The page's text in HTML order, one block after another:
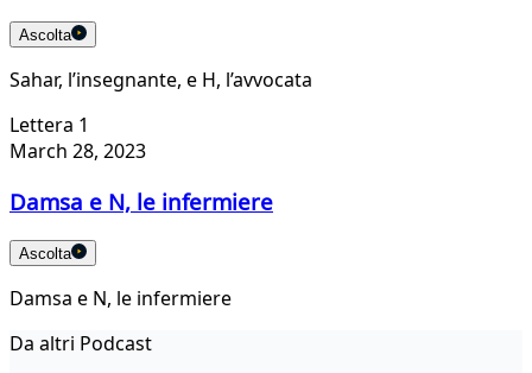
Ascolta
Sahar, l’insegnante, e H, l’avvocata
Lettera 1
March 28, 2023
Damsa e N, le infermiere
Ascolta
Damsa e N, le infermiere
Da altri Podcast